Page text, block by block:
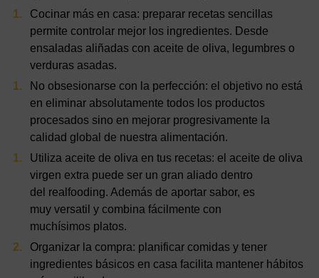
Cocinar más en casa: preparar recetas sencillas
permite controlar mejor los ingredientes. Desde
ensaladas aliñadas con aceite de oliva, legumbres o
verduras asadas.
No obsesionarse con la perfección: el objetivo no está
en eliminar absolutamente todos los productos
procesados sino en mejorar progresivamente la
calidad global de nuestra alimentación.
Utiliza aceite de oliva en tus recetas: el aceite de oliva
virgen extra puede ser un gran aliado dentro
del realfooding. Además de aportar sabor, es
muy versatil y combina fácilmente con
muchísimos platos.
Organizar la compra: planificar comidas y tener
ingredientes básicos en casa facilita mantener hábitos